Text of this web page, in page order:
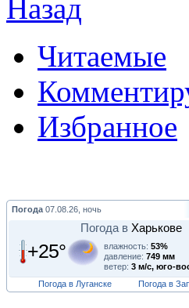
Назад
Читаемые
Избранное
Погода 07.08.26, ночь
Погода в Харькове
+25° влажность: 53%
давление: 749 мм
ветер: 3 м/с, юго-
Погода в Луганске
Погода в